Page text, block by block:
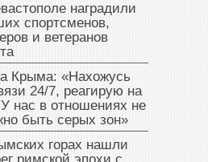
наградили
спортсменов,
и ветеранов
Крыма: «Нахожусь
24/7, реагирую на
нас в отношениях не
быть серых зон»
горах нашли